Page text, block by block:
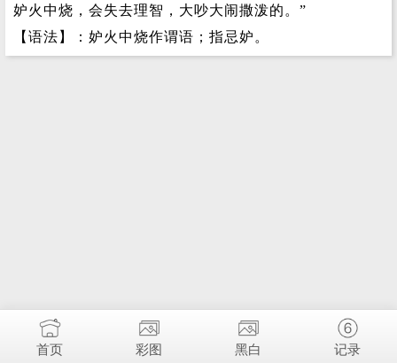
妒火中烧，会失去理智，大吵大闹撒泼的。”
【语法】：妒火中烧作谓语；指忌妒。
首页 彩图 黑白 记录